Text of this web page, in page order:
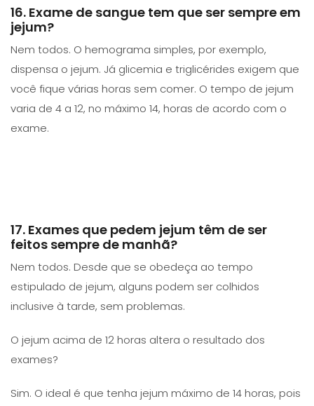
16. Exame de sangue tem que ser sempre em
jejum?
Nem todos. O hemograma simples, por exemplo,
dispensa o jejum. Já glicemia e triglicérides exigem que
você fique várias horas sem comer. O tempo de jejum
varia de 4 a 12, no máximo 14, horas de acordo com o
exame.
17. Exames que pedem jejum têm de ser
feitos sempre de manhã?
Nem todos. Desde que se obedeça ao tempo
estipulado de jejum, alguns podem ser colhidos
inclusive à tarde, sem problemas.
O jejum acima de 12 horas altera o resultado dos
exames?
Sim. O ideal é que tenha jejum máximo de 14 horas, pois